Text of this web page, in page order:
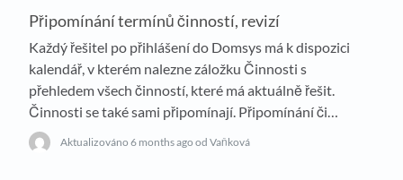
Připomínání termínů činností, revizí
Každý řešitel po přihlášení do Domsys má k dispozici
kalendář, v kterém nalezne záložku Činnosti s
přehledem všech činností, které má aktuálně řešit.
Činnosti se také sami připomínají. Připomínání či…
Aktualizováno 6 months ago od Vaňková